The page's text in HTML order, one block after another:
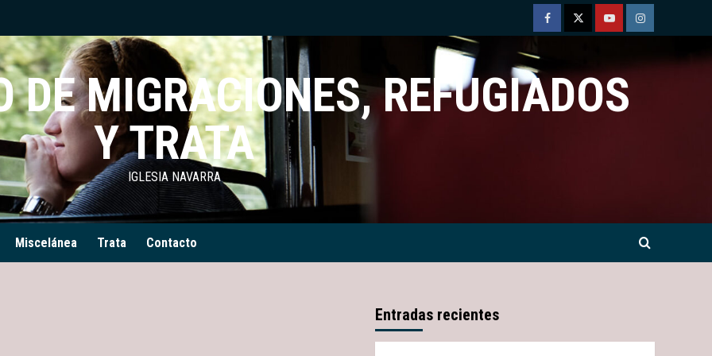
FacebookTwitterYoutubeInstagram
DE MIGRACIONES, REFUGIADOS
Y TRATA
IGLESIA NAVARRA
Miscelánea Trata Contacto
Entradas recientes